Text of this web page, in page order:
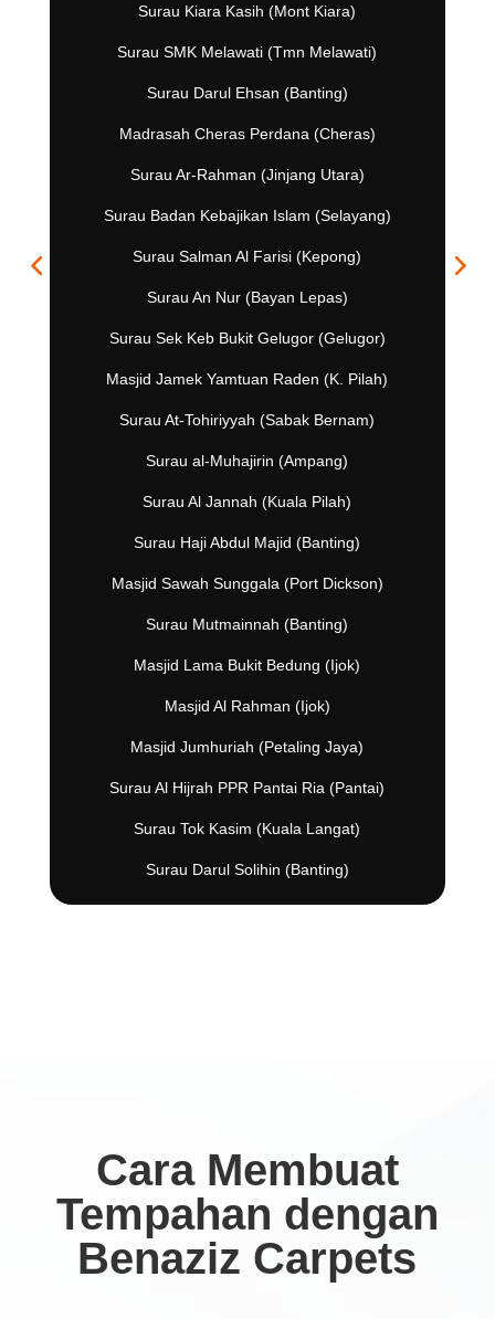
Surau Kiara Kasih (Mont Kiara)
Surau SMK Melawati (Tmn Melawati)
Surau Darul Ehsan (Banting)
Madrasah Cheras Perdana (Cheras)
Surau Ar-Rahman (Jinjang Utara)
Surau Badan Kebajikan Islam (Selayang)
Surau Salman Al Farisi (Kepong)
Surau An Nur (Bayan Lepas)
Surau Sek Keb Bukit Gelugor (Gelugor)
Masjid Jamek Yamtuan Raden (K. Pilah)
Surau At-Tohiriyyah (Sabak Bernam)
Surau al-Muhajirin (Ampang)
Surau Al Jannah (Kuala Pilah)
Surau Haji Abdul Majid (Banting)
Masjid Sawah Sunggala (Port Dickson)
Surau Mutmainnah (Banting)
Masjid Lama Bukit Bedung (Ijok)
Masjid Al Rahman (Ijok)
Masjid Jumhuriah (Petaling Jaya)
Surau Al Hijrah PPR Pantai Ria (Pantai)
Surau Tok Kasim (Kuala Langat)
Surau Darul Solihin (Banting)
Cara Membuat
Tempahan dengan
Benaziz Carpets